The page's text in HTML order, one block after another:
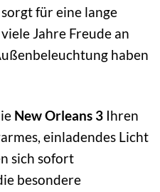
für eine lange
Jahre Freude an
haben
New Orleans 3 Ihren
einladendes Licht
sich sofort
besondere